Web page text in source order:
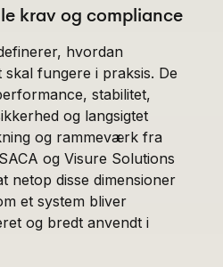
krav og compliance
hvordan
fungere i praksis. De
stabilitet,
og langsigtet
og rammeværk fra
og Visure Solutions
netop disse dimensioner
et system bliver
og bredt anvendt i